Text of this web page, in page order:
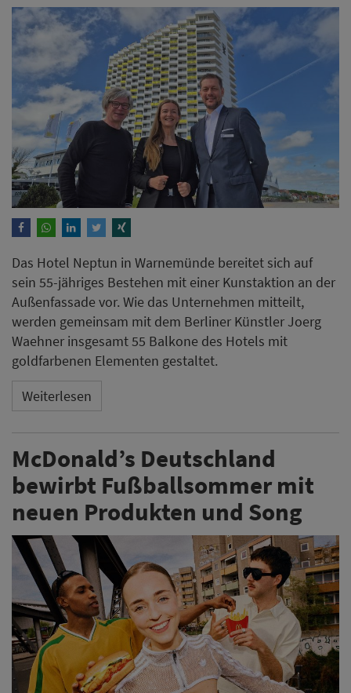
Das Hotel Neptun in Warnemünde bereitet sich auf
sein 55-jähriges Bestehen mit einer Kunstaktion an der
Außenfassade vor. Wie das Unternehmen mitteilt,
werden gemeinsam mit dem Berliner Künstler Joerg
Waehner insgesamt 55 Balkone des Hotels mit
goldfarbenen Elementen gestaltet.
Weiterlesen
McDonald’s Deutschland
bewirbt Fußballsommer mit
neuen Produkten und Song